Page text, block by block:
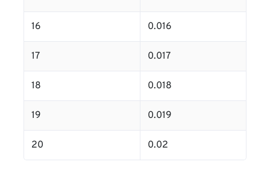
16 0.016
17 0.017
18 0.018
19 0.019
20 0.02